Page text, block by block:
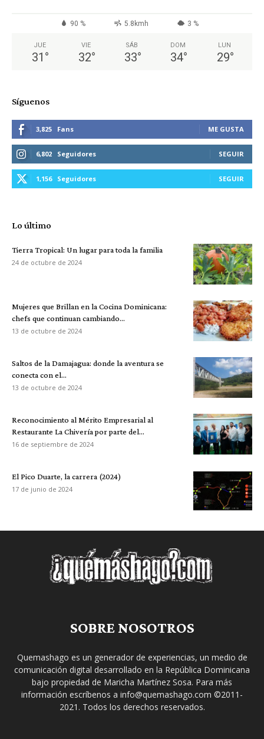
90 % 5.8kmh 3 %
JUE
31 °
VIE
32°
SÁB
33°
DOM
34°
LUN
29°
Síguenos
3,825 Fans ME GUSTA
6,802 Seguidores SEGUIR
1,156 Seguidores SEGUIR
Lo último
Tierra Tropical: Un lugar para toda la familia
24 de octubre de 2024
Mujeres que Brillan en la Cocina Dominicana:
chefs que continuan cambiando...
13 de octubre de 2024
Saltos de la Damajagua: donde la aventura se
conecta con el...
13 de octubre de 2024
Reconocimiento al Mérito Empresarial al
Restaurante La Chivería por parte del...
16 de septiembre de 2024
El Pico Duarte, la carrera (2024)
17 de junio de 2024
SOBRE NOSOTROS
Quemashago es un generador de experiencias, un medio de
comunicación digital desarrollado en la República Dominicana
bajo propiedad de Maricha Martínez Sosa. Para más
información escríbenos a info@quemashago.com ©2011-
2021. Todos los derechos reservados.